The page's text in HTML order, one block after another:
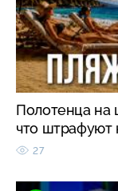
Полотенца на
что штрафуют
27